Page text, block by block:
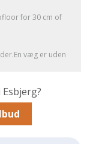
for 30 cm of
væg er uden